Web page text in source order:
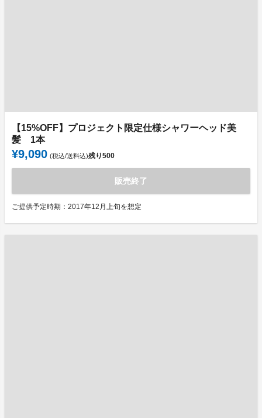
【15%OFF】プロジェクト限定仕様シャワーヘッド美
髪 1本
¥9,090 (税込/送料込)残り500
販売終了
ご提供予定時期：2017年12月上旬を想定